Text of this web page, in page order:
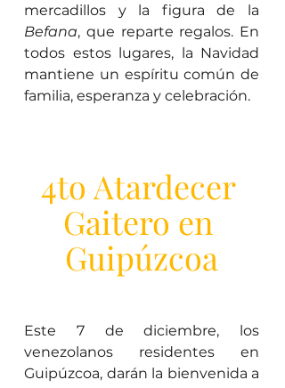
Befana, que reparte regalos. En
todos estos lugares, la Navidad
mantiene un espíritu común de
familia, esperanza y celebración.
4to Atardecer
Gaitero en
Guipúzcoa
Este 7 de diciembre, los
venezolanos residentes en
Guipúzcoa, darán la bienvenida a